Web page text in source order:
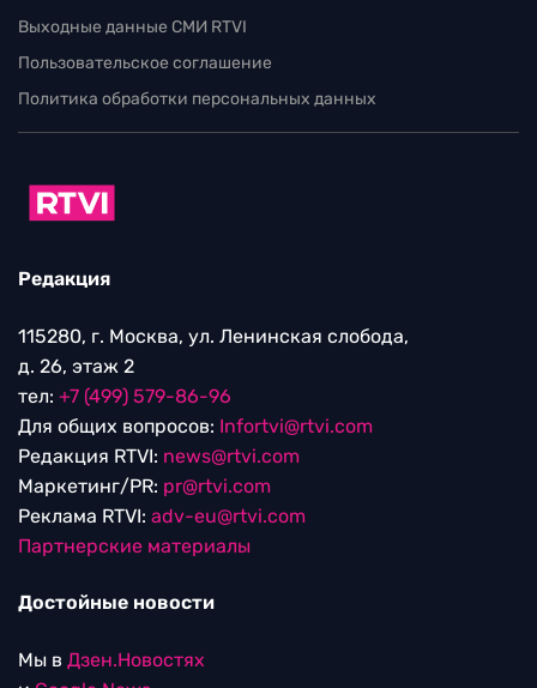
Выходные данные СМИ RTVI
Пользовательское соглашение
Политика обработки персональных данных
Редакция
115280, г. Москва, ул. Ленинская слобода,
д. 26, этаж 2
тел: +7 (499) 579-86-96
Для общих вопросов: Infortvi@rtvi.com
Редакция RTVI: news@rtvi.com
Маркетинг/PR: pr@rtvi.com
Реклама RTVI: adv-eu@rtvi.com
Партнерские материалы
Достойные новости
Мы в Дзен.Новостях